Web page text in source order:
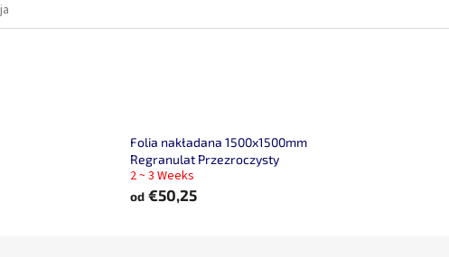
Folia nakładana 1500x1500mm
Regranulat Przezroczysty
2 ~ 3 Weeks
od €50,25